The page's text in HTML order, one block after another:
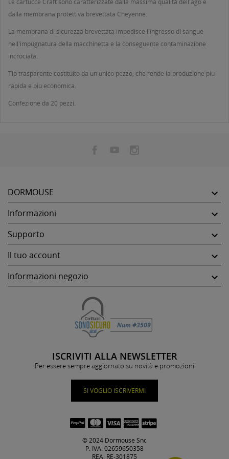
Le cartucce Craft sono caratterizzate dalla massima qualità dell'ago e
dalla membrana protettiva brevettata Cheyenne.
La membrana di sicurezza brevettata impedisce l'ingresso di sangue
nell'impugnatura della macchinetta e la conseguente contaminazione
incrociata.
Tip trasparente costituito da un unico pezzo, che rende la produzione più
rapida e più economica.
Confezione da 20 pezzi.
DORMOUSE 
Informazioni 
Supporto 
Il tuo account 
Informazioni negozio 
ISCRIVITI ALLA NEWSLETTER
Per essere sempre aggiornato su novità e promozioni
SI VOGLIO ISCRIVERMI
© 2024 Dormouse Snc
P. IVA: 02659650358
REA: RE-301875